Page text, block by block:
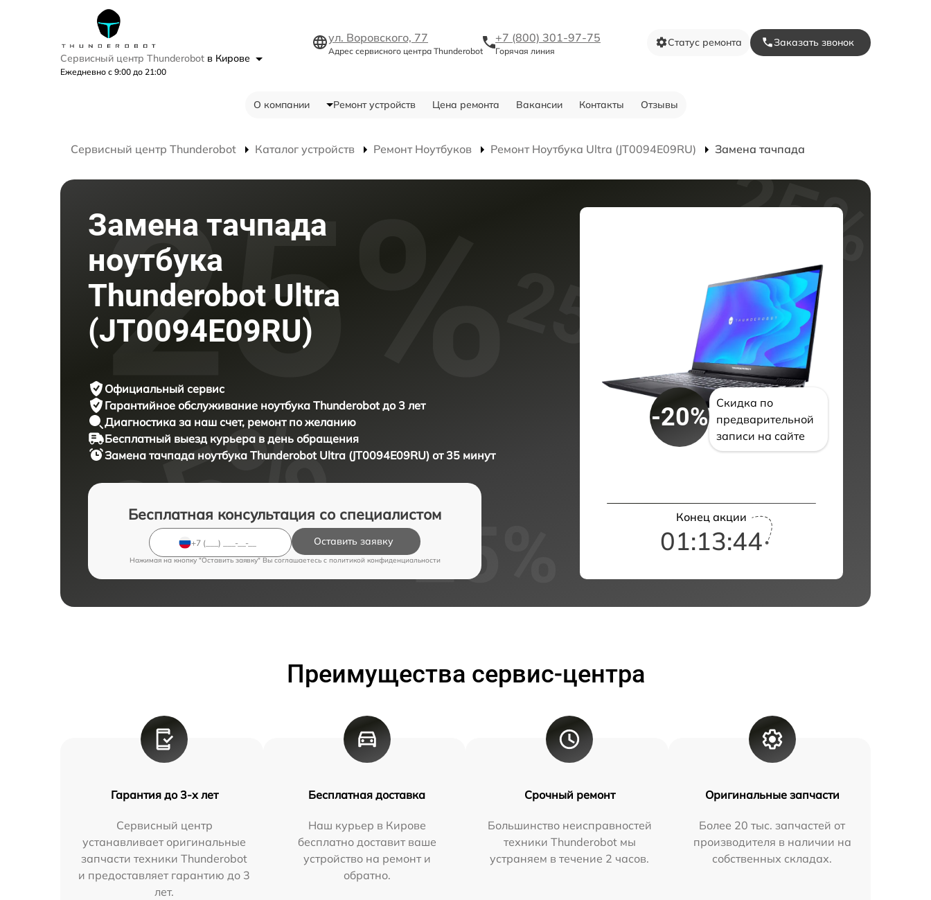
Сервисный центр Thunderobot в Кирове
Ежедневно с 9:00 до 21:00
ул. Воровского, 77
Адрес сервисного центра Thunderobot
+7 (800) 301-97-75
Горячая линия
Статус ремонта Заказать звонок
О компании Ремонт устройств Цена ремонта Вакансии Контакты Отзывы
Сервисный центр Thunderobot Каталог устройств Ремонт Ноутбуков Ремонт Ноутбука Ultra (JT0094E09RU) Замена тачпада
Замена тачпада
ноутбука
Thunderobot Ultra
(JT0094E09RU)
Официальный сервис
Гарантийное обслуживание ноутбука Thunderobot до 3 лет
Диагностика за наш счет, ремонт по желанию
Бесплатный выезд курьера в день обращения
Замена тачпада ноутбука Thunderobot Ultra (JT0094E09RU) от 35 минут
Бесплатная консультация со специалистом
Оставить заявку
Нажимая на кнопку "Оставить заявку" Вы соглашаетесь c политикой конфиденциальности
-20%
Скидка по
предварительной
записи на сайте
Конец акции
01:13:43
Преимущества сервис-центра
Гарантия до 3-х лет
Сервисный центр
устанавливает оригинальные
запчасти техники Thunderobot
и предоставляет гарантию до 3
лет.
Бесплатная доставка
Наш курьер в Кирове
бесплатно доставит ваше
устройство на ремонт и
обратно.
Срочный ремонт
Большинство неисправностей
техники Thunderobot мы
устраняем в течение 2 часов.
Оригинальные запчасти
Более 20 тыс. запчастей от
производителя в наличии на
собственных складах.